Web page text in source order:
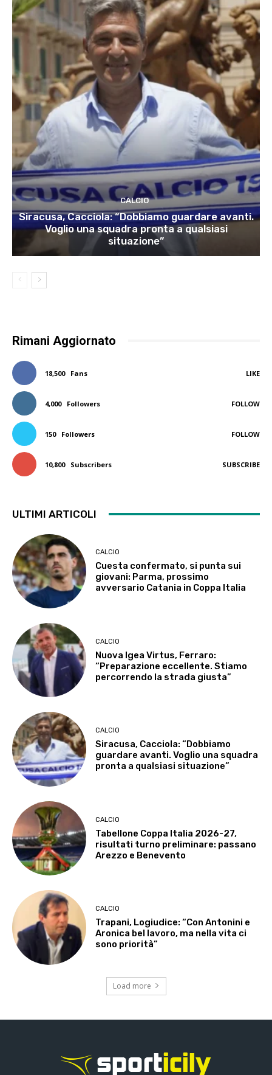
CALCIO
Siracusa, Cacciola: “Dobbiamo guardare avanti.
Voglio una squadra pronta a qualsiasi
situazione”
Rimani Aggiornato
18,500 Fans LIKE
4,000 Followers FOLLOW
150 Followers FOLLOW
10,800 Subscribers SUBSCRIBE
ULTIMI ARTICOLI
CALCIO
Cuesta confermato, si punta sui
giovani: Parma, prossimo
avversario Catania in Coppa Italia
CALCIO
Nuova Igea Virtus, Ferraro:
“Preparazione eccellente. Stiamo
percorrendo la strada giusta”
CALCIO
Siracusa, Cacciola: “Dobbiamo
guardare avanti. Voglio una squadra
pronta a qualsiasi situazione”
CALCIO
Tabellone Coppa Italia 2026-27,
risultati turno preliminare: passano
Arezzo e Benevento
CALCIO
Trapani, Logiudice: “Con Antonini e
Aronica bel lavoro, ma nella vita ci
sono priorità”
Load more